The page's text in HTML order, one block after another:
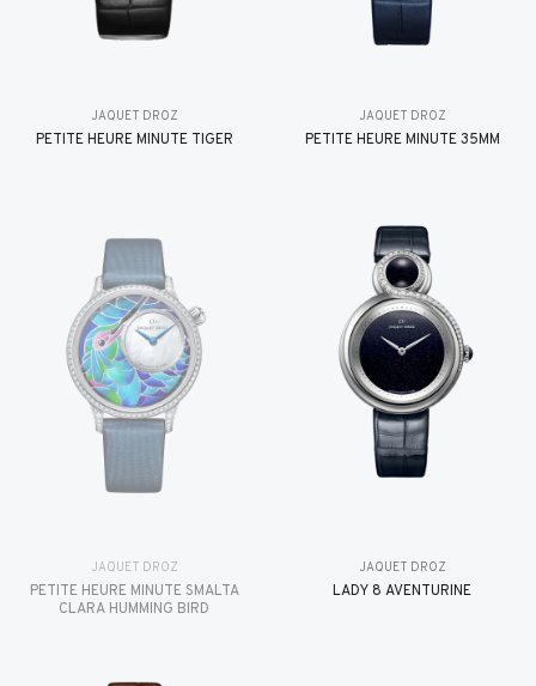
JAQUET DROZ
PETITE HEURE MINUTE TIGER
JAQUET DROZ
PETITE HEURE MINUTE 35MM
JAQUET DROZ
PETITE HEURE MINUTE SMALTA
CLARA HUMMING BIRD
JAQUET DROZ
LADY 8 AVENTURINE